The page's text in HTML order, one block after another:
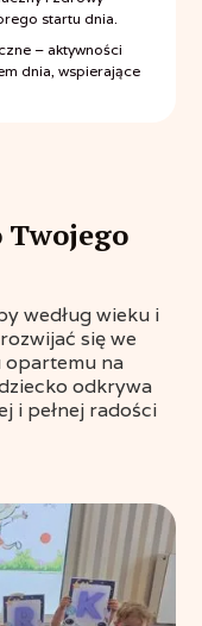
startu dnia.
– aktywności
dnia, wspierające
Twojego
według wieku i
się we
opartemu na
odkrywa
i pełnej radości